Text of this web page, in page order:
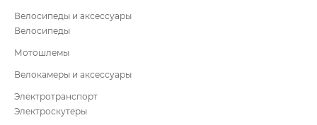
Велосипеды и аксессуары
Велосипеды
Мотошлемы
Велокамеры и аксессуары
Электротранспорт
Электроскутеры